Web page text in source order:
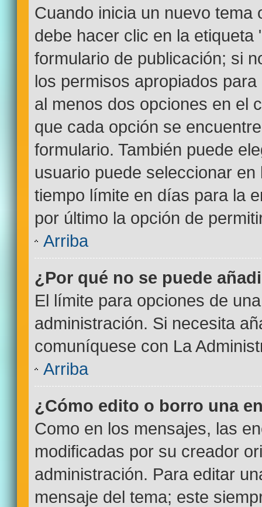
Cuando inicia un nuevo tema
debe hacer clic en la
formulario de publicación; si
los permisos apropiados
al menos dos opciones en el
que cada opción se
formulario. También puede
usuario puede seleccionar
tiempo límite en días para la
por último la opción de
Arriba
¿Por qué no se puede
El límite para opciones de
administración. Si necesita
comuníquese con La
Arriba
¿Cómo edito o borro una
Como en los mensajes, las
modificadas por su creador
administración. Para editar
mensaje del tema; este